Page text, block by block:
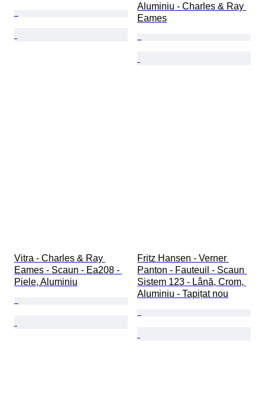
Aluminiu - Charles & Ray
Eames
Vitra - Charles & Ray
Eames - Scaun - Ea208 -
Piele, Aluminiu
Fritz Hansen - Verner
Panton - Fauteuil - Scaun
Sistem 123 - Lână, Crom,
Aluminiu - Tapițat nou